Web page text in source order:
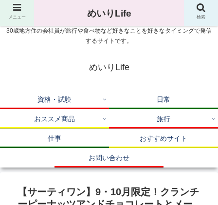
30歳地方住の会社員が旅行や食べ物など好きなことを好きなタイミングで発信
するサイトです。
めいりLife
資格・試験 日常
おススメ商品 旅行
仕事 おすすめサイト
お問い合わせ
【サーティワン】9・10月限定！クランチ
メニュー めいりLife 検索